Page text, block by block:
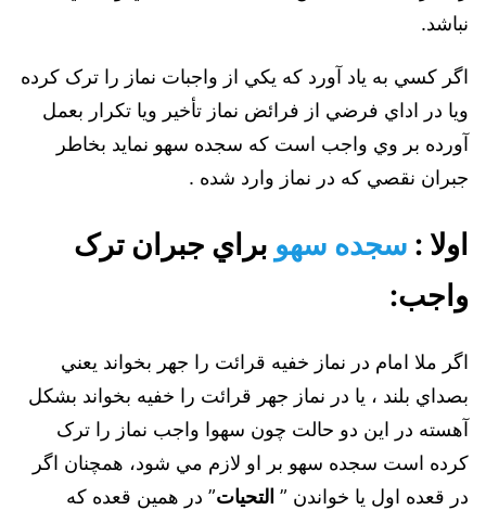
نباشد.
اگر كسي به ياد آورد كه يكي از واجبات نماز را ترک كرده
ويا در اداي فرضي از فرائض نماز تأخير ويا تكرار بعمل
آورده بر وي واجب است كه سجده سهو نمايد بخاطر
جبران نقصي كه در نماز وارد شده .
اولا : سجده سهو براي جبران ترک
واجب:
اگر ملا امام در نماز خفيه قرائت را جهر بخواند يعني
بصداي بلند ، يا در نماز جهر قرائت را خفيه بخواند بشكل
آهسته در اين دو حالت چون سهوا واجب نماز را ترک
كرده است سجده سهو بر او لازم مي شود، همچنان اگر
در قعده اول يا خواندن ” التحيات” در همين قعده كه